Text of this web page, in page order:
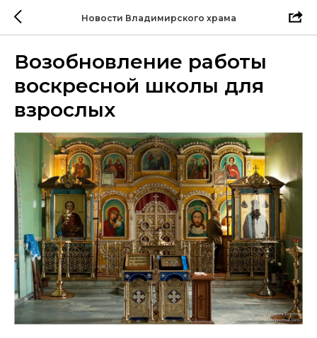
Новости Владимирского храма
Возобновление работы
воскресной школы для
взрослых